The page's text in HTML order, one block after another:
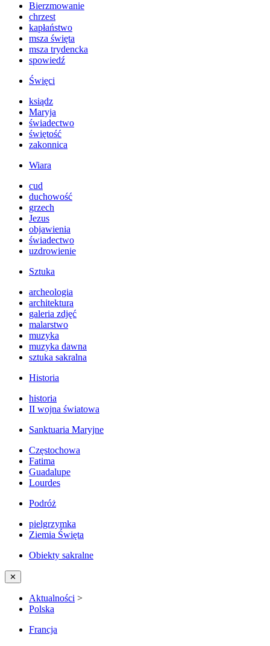
Bierzmowanie
chrzest
kapłaństwo
msza święta
msza trydencka
spowiedź
Święci
ksiądz
Maryja
świadectwo
świętość
zakonnica
Wiara
cud
duchowość
grzech
Jezus
objawienia
świadectwo
uzdrowienie
Sztuka
archeologia
architektura
galeria zdjęć
malarstwo
muzyka
muzyka dawna
sztuka sakralna
Historia
historia
II wojna światowa
Sanktuaria Maryjne
Częstochowa
Fatima
Guadalupe
Lourdes
Podróż
pielgrzymka
Ziemia Święta
Obiekty sakralne
✕
Aktualności >
Polska
Francja